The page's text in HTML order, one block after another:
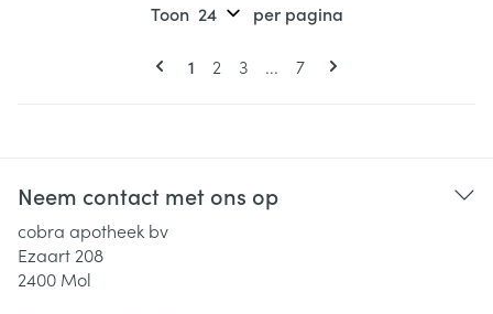
Pagina's
U lees momenteel pagina
1 Pagina
2 Pagina
3 ... Pagina
7
Toon per pagina
Neem contact met ons op
cobra apotheek bv
Ezaart 208
2400 Mol